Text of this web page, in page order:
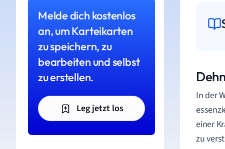
Melde dich kostenlos
an, um Karteikarten
zu speichern, zu
bearbeiten und selbst
zu erstellen.
Leg jetzt los
In der
einer
zu